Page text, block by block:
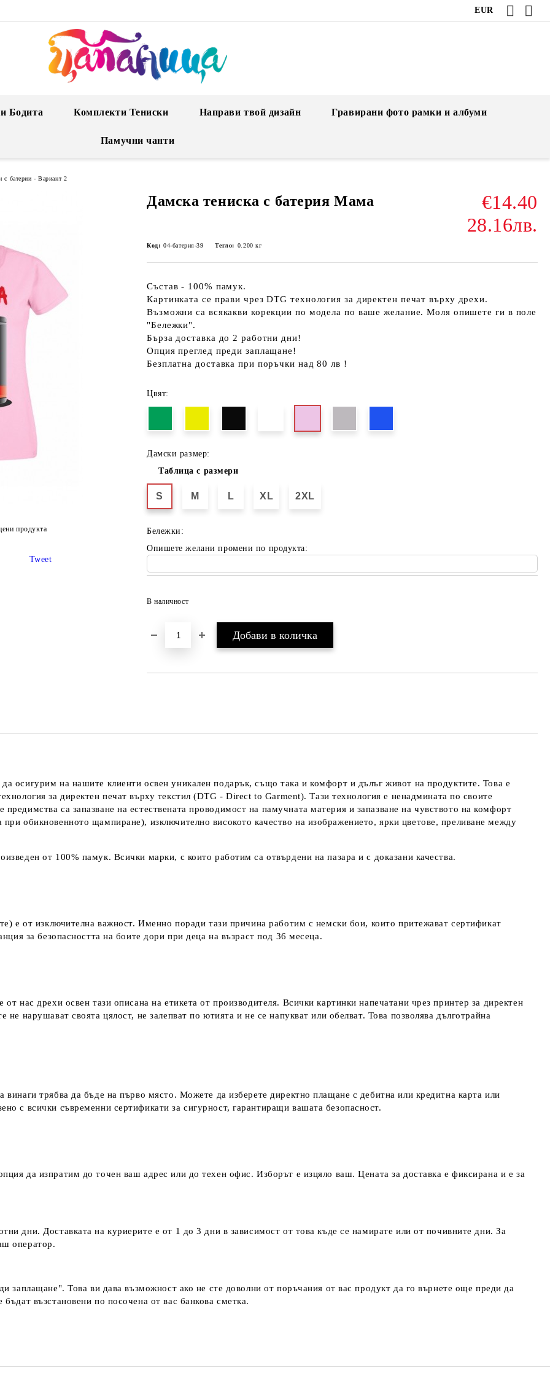
EUR
Бодита Комплекти Тениски Направи твой дизайн Гравирани фото рамки и албуми
Памучни чанти
с батерии - Вариант 2
Дамска тениска с батерия Мама
€14.40
28.16лв.
Код: 04-батерия-39 Тегло: 0.200 кг
Състав - 100% памук.
Картинката се прави чрез DTG технология за директен печат върху дрехи.
Възможни са всякакви корекции по модела по ваше желание. Моля опишете ги в поле
"Бележки".
Бърза доставка до 2 работни дни!
Опция преглед преди заплащане!
Безплатна доставка при поръчки над 80 лв !
Цвят:
Дамски размер:
Таблица с размери
S M L XL 2XL
Бележки:
Опишете желани промени по продукта:
В наличност
продукта
Tweet
осигурим на нашите клиенти освен уникален подарък, също така и комфорт и дълъг живот на продуктите. Това е
за директен печат върху текстил (DTG - Direct to Garment). Тази технология е ненадмината по своите
са запазване на естествената проводимост на памучната материя и запазване на чувството на комфорт
обикновенното щампиране), изключително високото качество на изображението, ярки цветове, преливане между
от 100% памук. Всички марки, с които работим са отвърдени на пазара и с доказани качества.
е от изключителна важност. Именно поради тази причина работим с немски бои, които притежават сертификат
за безопасността на боите дори при деца на възраст под 36 месеца.
нас дрехи освен тази описана на етикета от производителя. Всички картинки напечатани чрез принтер за директен
не нарушават своята цялост, не залепват по ютията и не се напукват или обелват. Това позволява дълготрайна
винаги трябва да бъде на първо място. Можете да изберете директно плащане с дебитна или кредитна карта или
с всички съвременни сертификати за сигурност, гарантиращи вашата безопасност.
да изпратим до точен ваш адрес или до техен офис. Изборът е изцяло ваш. Цената за доставка е фиксирана и е за
дни. Доставката на куриерите е от 1 до 3 дни в зависимост от това къде се намирате или от почивните дни. За
оператор.
заплащане". Това ви дава възможност ако не сте доволни от поръчания от вас продукт да го върнете още преди да
възстановени по посочена от вас банкова сметка.